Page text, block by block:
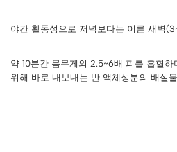
야간 활동성으로 저녁보다는 이른 새벽
약 10분간 몸무게의 2.5~6배 피를 흡혈
위해 바로 내보내는 반 액체성분의 배설